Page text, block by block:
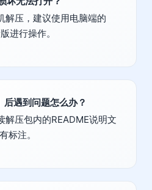
解压，建议使用电脑端的
进行操作。
遇到问题怎么办？
解压包内的README说明文
标注。